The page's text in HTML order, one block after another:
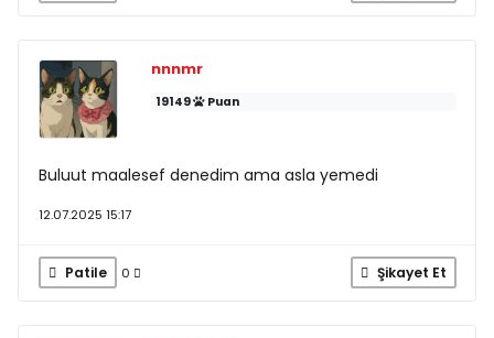
nnnmr
19149 Puan
Buluut maalesef denedim ama asla yemedi
12.07.2025 15:17
Patile 0 Şikayet Et